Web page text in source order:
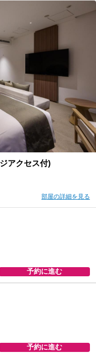
予約に進む
予約に進む
アクセス付)
部屋の詳細を見る
予約に進む
予約に進む